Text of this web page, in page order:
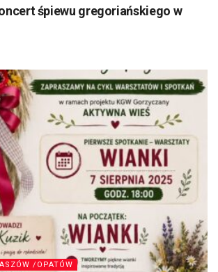
śpiewu gregoriańskiego w
/OPATÓW